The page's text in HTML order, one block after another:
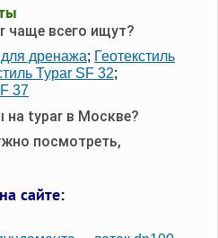
чаще всего ищут?
для дренажа; Геотекстиль
Typar SF 32;
37
на typar в Москве?
посмотреть,
сайте: